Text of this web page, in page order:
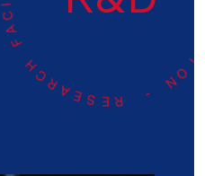
R
E
S
A
R
C
H
F
A
C
I
L
I
T
Y
-